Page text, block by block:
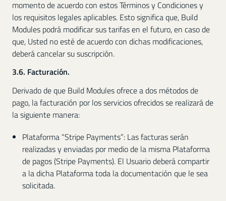
momento de acuerdo con estos Términos y Condiciones y
los requisitos legales aplicables. Esto significa que, Build
Modules podrá modificar sus tarifas en el futuro, en caso de
que, Usted no esté de acuerdo con dichas modificaciones,
deberá cancelar su suscripción.
3.6. Facturación.
Derivado de que Build Modules ofrece a dos métodos de
pago, la facturación por los servicios ofrecidos se realizará de
la siguiente manera:
Plataforma “Stripe Payments”: Las facturas serán
realizadas y enviadas por medio de la misma Plataforma
de pagos (Stripe Payments). El Usuario deberá compartir
a la dicha Plataforma toda la documentación que le sea
solicitada.